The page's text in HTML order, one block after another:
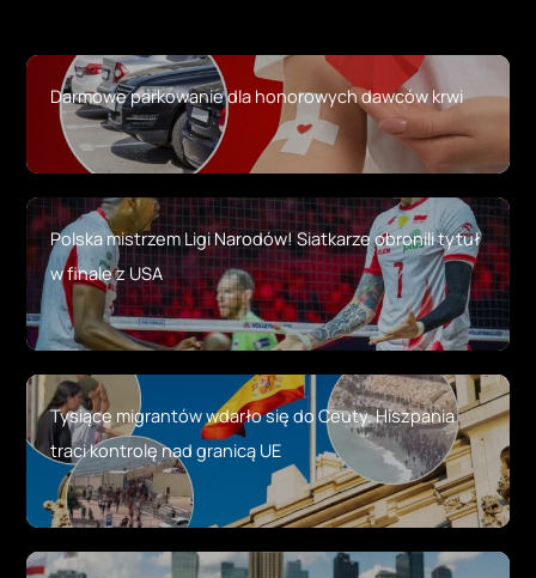
Darmowe parkowanie dla honorowych dawców krwi
Polska mistrzem Ligi Narodów! Siatkarze obronili tytuł
w finale z USA
Tysiące migrantów wdarło się do Ceuty. Hiszpania
traci kontrolę nad granicą UE